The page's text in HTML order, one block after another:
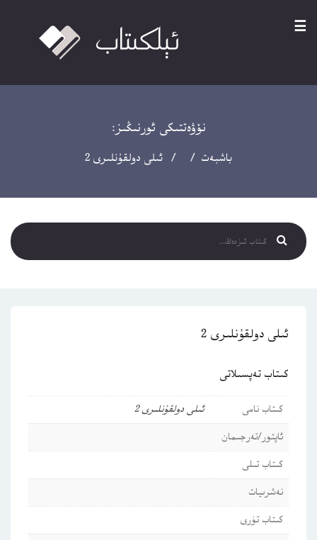
☰
نۆۋەتتىكى ئورنىڭىز:
باشبەت / / ئىلى دولقۇنلىرى 2
ئىلى دولقۇنلىرى 2
كىتاب تەپسىلاتى
كىتاب نامى
ئىلى دولقۇنلىرى 2
ئاپتور/تەرجىمان
كىتاب تىلى
نەشرىيات
كىتاب تۈرى